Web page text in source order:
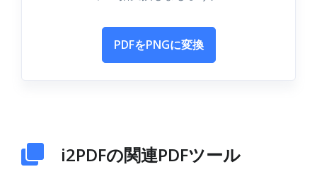
PDFをPNGに変換
i2PDFの関連PDFツール